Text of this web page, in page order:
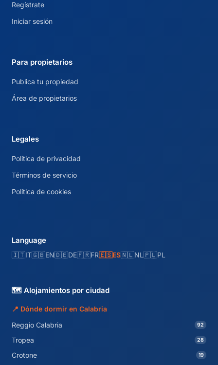
Regístrate
Iniciar sesión
Para propietarios
Publica tu propiedad
Área de propietarios
Legales
Política de privacidad
Términos de servicio
Política de cookies
Language
🇮🇹IT🇬🇧EN🇩🇪DE🇫🇷FR🇪🇸ES🇳🇱NL🇵🇱PL
🗺️ Alojamientos por ciudad
📍 Dónde dormir en Calabria
Reggio Calabria
92
Tropea 28
Crotone 19